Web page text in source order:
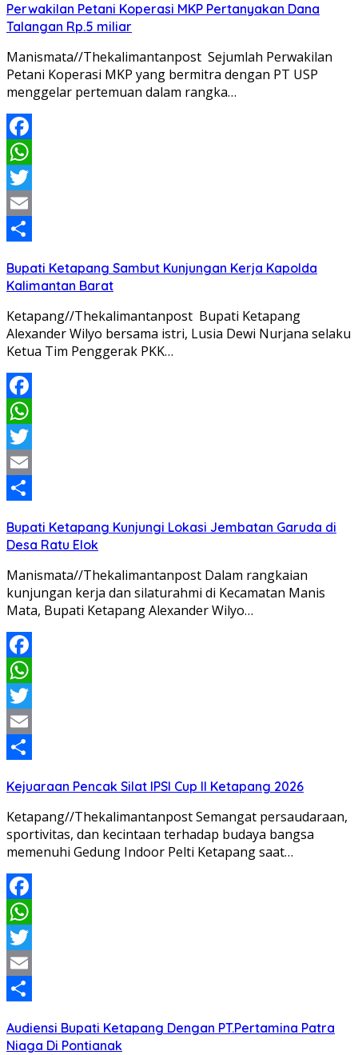
Perwakilan Petani Koperasi MKP Pertanyakan Dana
Talangan Rp.5 miliar
Manismata//Thekalimantanpost Sejumlah Perwakilan
Petani Koperasi MKP yang bermitra dengan PT USP
menggelar pertemuan dalam rangka…
Facebook
WhatsApp
Twitter
Email
Bupati Ketapang Sambut Kunjungan Kerja Kapolda
Kalimantan Barat
Ketapang//Thekalimantanpost Bupati Ketapang
Alexander Wilyo bersama istri, Lusia Dewi Nurjana selaku
Ketua Tim Penggerak PKK…
Facebook
WhatsApp
Twitter
Email
Bupati Ketapang Kunjungi Lokasi Jembatan Garuda di
Desa Ratu Elok
Manismata//Thekalimantanpost Dalam rangkaian
kunjungan kerja dan silaturahmi di Kecamatan Manis
Mata, Bupati Ketapang Alexander Wilyo…
Facebook
WhatsApp
Twitter
Email
Kejuaraan Pencak Silat IPSI Cup II Ketapang 2026
Ketapang//Thekalimantanpost Semangat persaudaraan,
sportivitas, dan kecintaan terhadap budaya bangsa
memenuhi Gedung Indoor Pelti Ketapang saat…
Facebook
WhatsApp
Twitter
Email
Audiensi Bupati Ketapang Dengan PT.Pertamina Patra
Niaga Di Pontianak